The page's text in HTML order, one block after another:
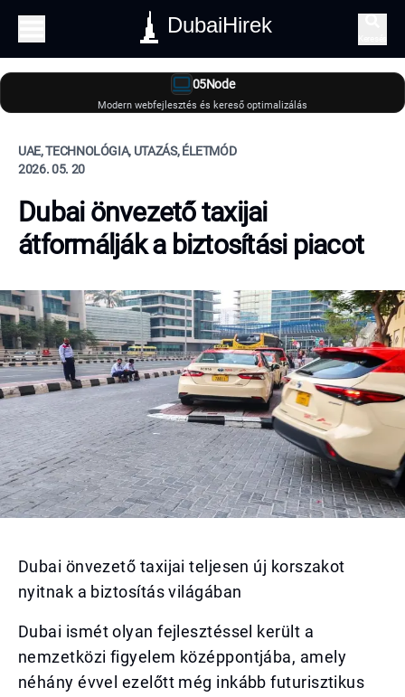
DubaiHirek
05Node
Modern webfejlesztés és kereső optimalizálás
UAE, TECHNOLÓGIA, UTAZÁS, ÉLETMÓD
2026. 05. 20
Dubai önvezető taxijai
átformálják a biztosítási piacot
Dubai önvezető taxijai teljesen új korszakot
nyitnak a biztosítás világában
Dubai ismét olyan fejlesztéssel került a
nemzetközi figyelem középpontjába, amely
néhány évvel ezelőtt még inkább futurisztikus